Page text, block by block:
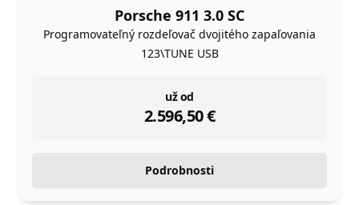
Porsche 911 3.0 SC
Programovateľný rozdeľovač dvojitého zapaľovania
123\TUNE USB
už od
2.596,50€
instock
Podrobnosti